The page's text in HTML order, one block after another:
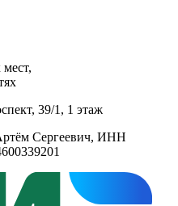
39/1, 1 этаж
Сергеевич, ИНН